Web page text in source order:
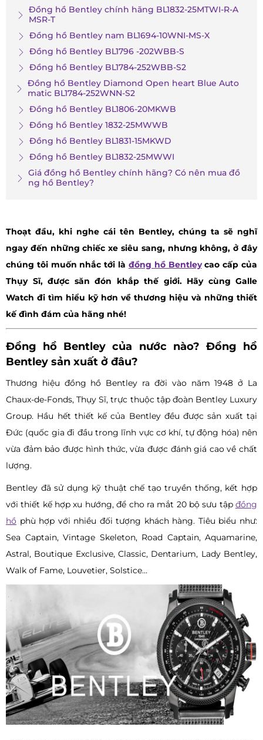
Đồng hồ Bentley chính hãng BL1832-25MTWI-R-A
MSR-T
Đồng hồ Bentley nam BL1694-10WNI-MS-X
Đồng hồ Bentley BL1796 -202WBB-S
Đồng hồ Bentley BL1784-252WBB-S2
Đồng hồ Bentley Diamond Open heart Blue Auto
matic BL1784-252WNN-S2
Đồng hồ Bentley BL1806-20MKWB
Đồng hồ Bentley 1832-25MWWB
Đồng hồ Bentley BL1831-15MKWD
Đồng hồ Bentley BL1832-25MWWI
Giá đồng hồ Bentley chính hãng? Có nên mua đồ
ng hồ Bentley?
Thoạt đầu, khi nghe cái tên Bentley, chúng ta sẽ nghĩ
ngay đến những chiếc xe siêu sang, nhưng không, ở đây
chúng tôi muốn nhắc tới là đồng hồ Bentleycao cấp của
Thụy Sĩ, được săn đón khắp thế giới. Hãy cùng Galle
Watch đi tìm hiểu kỹ hơn về thương hiệu và những thiết
kế đình đám của hãng nhé!
Đồng hồ Bentley của nước nào? Đồng hồ
Bentley sản xuất ở đâu?
Thương hiệu đồng hồ Bentley ra đời vào năm 1948 ở La
Chaux-de-Fonds, Thụy Sĩ, trực thuộc tập đoàn Bentley Luxury
Group. Hầu hết thiết kế của Bentley đều được sản xuất tại
Đức (quốc gia đi đầu trong lĩnh vực cơ khí, tự động hóa) nên
vừa đảm bảo được hình thức, vừa được đánh giá cao về chất
lượng.
Bentley đã sử dụng kỹ thuật chế tạo truyền thống, kết hợp
với thiết kế hợp xu hướng, để cho ra mắt 20 bộ sưu tập đồng
hồ phù hợp với nhiều đối tượng khách hàng. Tiêu biểu như:
Sea Captain, Vintage Skeleton, Road Captain, Aquamarine,
Astral, Boutique Exclusive, Classic, Dentarium, Lady Bentley,
Walk of Fame, Louvetier, Solstice…